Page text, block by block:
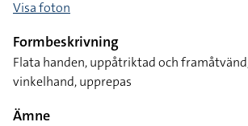
Visa foton
Formbeskrivning
Flata handen, uppåtriktad och
vinkelhand, upprepas
Ämne